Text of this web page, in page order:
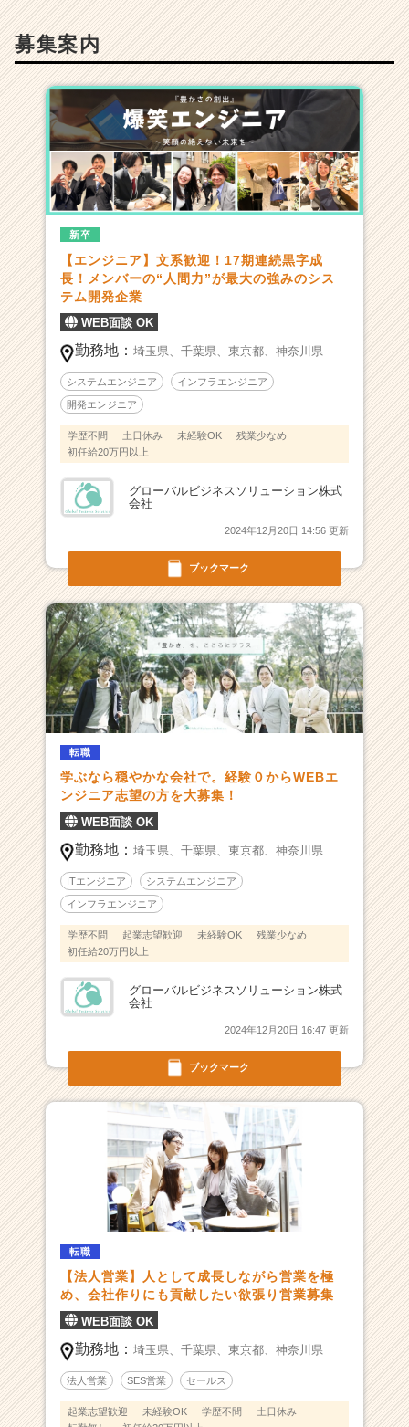
連
続
字
で
成
長
率
1
0％！
『エ
ジ
ニ
ア
の
心
豊
さ』
を
追
社
|
ベ
ン
チ
ャ
ー・
成
企
業
か
ら
ス
カ
ウ
ト
が
く
就
活
ア
ャ
リ
ア
（C
h
e
r
C
a
r
e
r）
募集案内
ブックマーク
新卒
【エンジニア】文系歓迎！17期連続黒字成
長！メンバーの“人間力”が最大の強みのシス
テム開発企業
WEB面談 OK
勤務地： 埼玉県、 千葉県、 東京都、 神奈川県
システムエンジニア インフラエンジニア
開発エンジニア
学歴不問 土日休み 未経験OK
残業少なめ
初任給20万円以上
グローバルビジネスソリューション株式
会社
2024年12月20日 14:56 更新
ブックマーク
転職
学ぶなら穏やかな会社で。経験０からWEBエ
ンジニア志望の方を大募集！
WEB面談 OK
勤務地： 埼玉県、 千葉県、 東京都、 神奈川県
ITエンジニア システムエンジニア
インフラエンジニア
学歴不問 起業志望歓迎 未経験OK
残業少なめ
初任給20万円以上
グローバルビジネスソリューション株式
会社
2024年12月20日 16:47 更新
転職
【法人営業】人として成長しながら営業を極
め、会社作りにも貢献したい欲張り営業募集
WEB面談 OK
勤務地： 埼玉県、 千葉県、 東京都、 神奈川県
法人営業 SES営業 セールス
起業志望歓迎 未経験OK 学歴不問
土日休み